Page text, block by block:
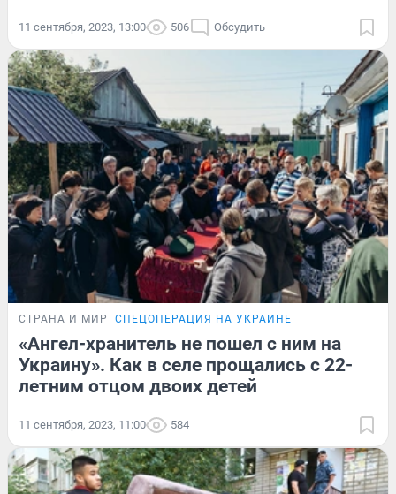
11 сентября, 2023, 13:00 506 Обсудить
СТРАНА И МИР СПЕЦОПЕРАЦИЯ НА УКРАИНЕ
«Ангел-хранитель не пошел с ним на
Украину». Как в селе прощались с 22-
летним отцом двоих детей
11 сентября, 2023, 11:00 584